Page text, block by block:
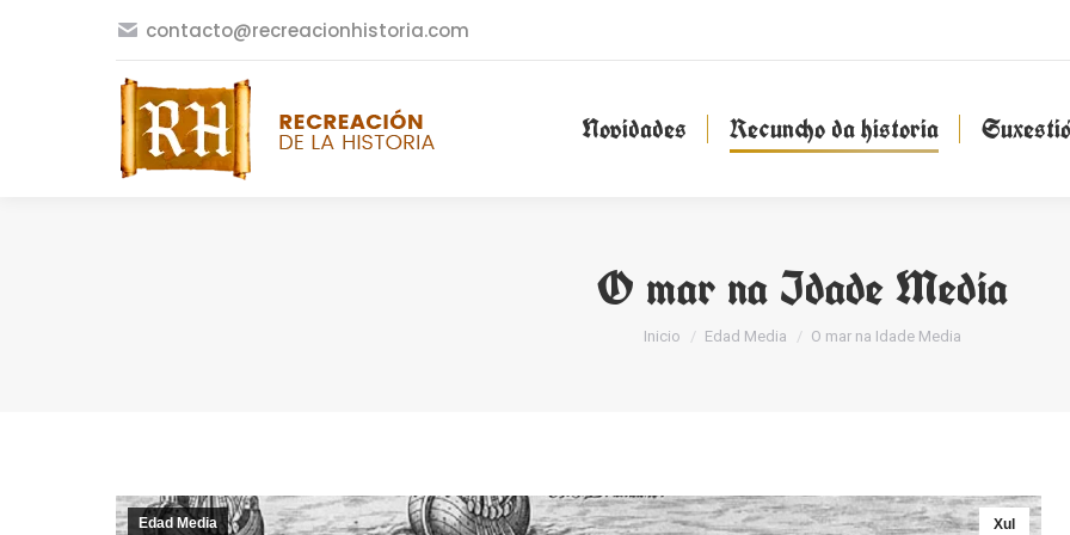
contacto@recreacionhistoria.com
Novidades Recuncho da historia
O mar na Idade Media
You are here:
Inicio Edad Media O mar na Idade Media
Xul
Edad Media
Novidades Recuncho da historia